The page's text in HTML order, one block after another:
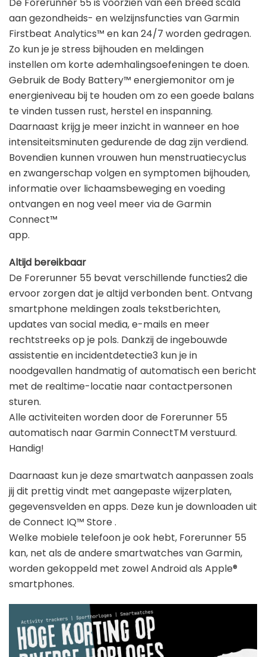
aan gezondheids- en welzijnsfuncties van Garmin
Firstbeat Analytics™ en kan 24/7 worden gedragen.
Zo kun je je stress bijhouden en meldingen
instellen om korte ademhalingsoefeningen te doen.
Gebruik de Body Battery™ energiemonitor om je
energieniveau bij te houden om zo een goede balans
te vinden tussen rust, herstel en inspanning.
Daarnaast krijg je meer inzicht in wanneer en hoe
intensiteitsminuten gedurende de dag zijn verdiend.
Bovendien kunnen vrouwen hun menstruatiecyclus
en zwangerschap volgen en symptomen bijhouden,
informatie over lichaamsbeweging en voeding
ontvangen en nog veel meer via de Garmin
Connect™
app.
Altijd bereikbaar
De Forerunner 55 bevat verschillende functies2 die
ervoor zorgen dat je altijd verbonden bent. Ontvang
smartphone meldingen zoals tekstberichten,
updates van social media, e-mails en meer
rechtstreeks op je pols. Dankzij de ingebouwde
assistentie en incidentdetectie3 kun je in
noodgevallen handmatig of automatisch een bericht
met de realtime-locatie naar contactpersonen
sturen.
Alle activiteiten worden door de Forerunner 55
automatisch naar Garmin ConnectTM verstuurd.
Handig!
Daarnaast kun je deze smartwatch aanpassen zoals
jij dit prettig vindt met aangepaste wijzerplaten,
gegevensvelden en apps. Deze kun je downloaden uit
de Connect IQ™ Store .
Welke mobiele telefoon je ook hebt, Forerunner 55
kan, net als de andere smartwatches van Garmin,
worden gekoppeld met zowel Android als Apple®
smartphones.